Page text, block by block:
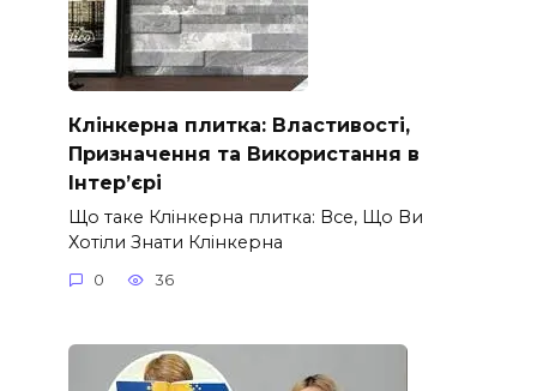
Клінкерна плитка: Властивості,
Призначення та Використання в
Інтер’єрі
Що таке Клінкерна плитка: Все, Що Ви
Хотіли Знати Клінкерна
0 36